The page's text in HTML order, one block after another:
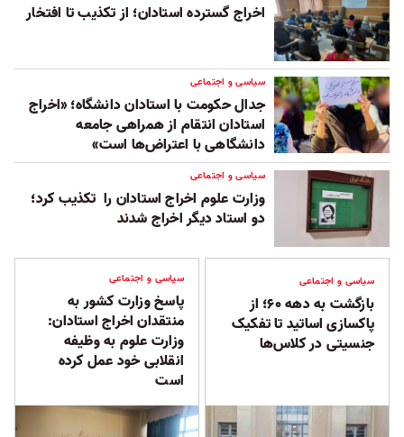
اخراج گسترده استادان؛ از تکذیب تا افتخار
سیاسی و اجتماعی
جدال حکومت با استادان دانشگاه؛ «اخراج
استادان انتقام از همراهی جامعه
دانشگاهی با اعتراض‌ها است»
سیاسی و اجتماعی
وزارت علوم اخراج استادان را تکذیب کرد؛
دو استاد دیگر اخراج شدند
سیاسی و اجتماعی
بازگشت به دهه ۶۰؛ از
پاکسازی اساتید تا تفکیک
جنسیتی در کلاس‌ها
سیاسی و اجتماعی
پاسخ وزارت کشور به
منتقدان اخراج استادان:
وزارت علوم به وظیفه
انقلابی خود عمل کرده
است